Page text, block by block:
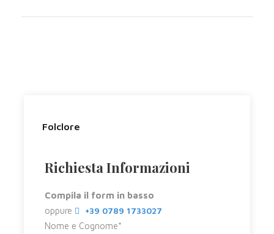
Folclore
Richiesta Informazioni
Compila il form in basso
oppure
+39 0789 1733027
Nome e Cognome*